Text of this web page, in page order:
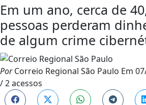
Em um ano, cerca de
pessoas perderam
de algum crime
PorCorreio Regional São Paulo Em
/ 2 acessos